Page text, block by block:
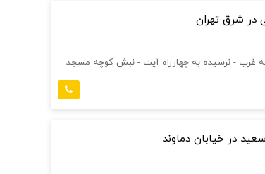
در شرق تهران
به غرب - نرسیده به چهارراه آیت - نبش کوچه مسجد
در خیابان دماوند